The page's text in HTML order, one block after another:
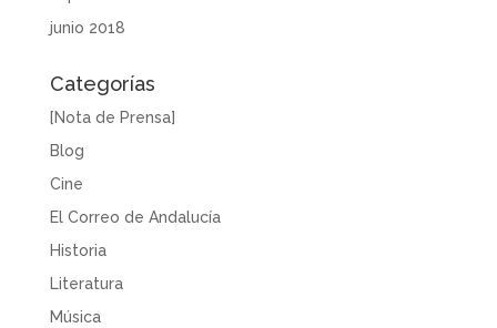
junio 2018
Categorías
[Nota de Prensa]
Blog
Cine
El Correo de Andalucía
Historia
Literatura
Música